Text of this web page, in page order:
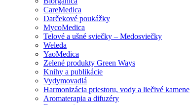
CareMedica
Darčekové poukážky
MycoMedica
Telové a ušné sviečky – Medosviečky
Weleda
YaoMedica
Zelené produkty Green Ways
Knihy a publikácie
Vydymovadlá
Harmonizácia priestoru, vody a liečivé kamene
Aromaterapia a difuzéry